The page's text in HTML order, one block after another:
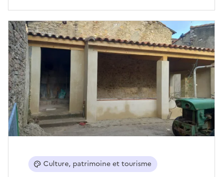
Culture, patrimoine et tourisme